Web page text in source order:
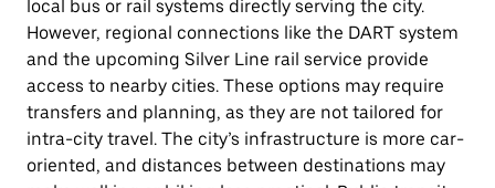
local bus or rail systems directly serving the city.
However, regional connections like the DART system
and the upcoming Silver Line rail service provide
access to nearby cities. These options may require
transfers and planning, as they are not tailored for
intra-city travel. The city’s infrastructure is more car-
oriented, and distances between destinations may